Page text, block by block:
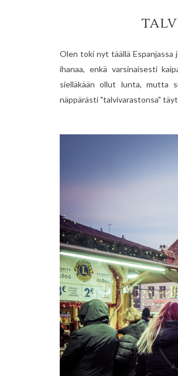
Olen toki nyt täällä Espanjassa
ihanaa, enkä varsinaisesti
sielläkään ollut lunta, mutta
näppärästi "talvivarastonsa"